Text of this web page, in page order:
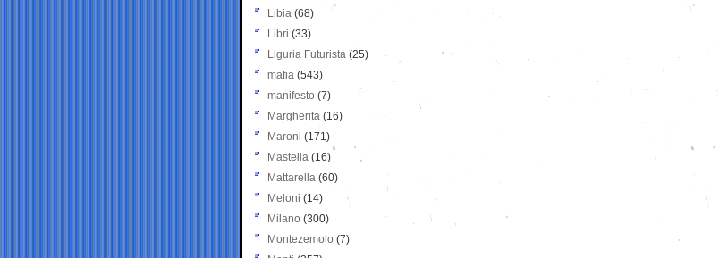
Libia (68)
Libri (33)
Liguria Futurista (25)
mafia (543)
manifesto (7)
Margherita (16)
Maroni (171)
Mastella (16)
Mattarella (60)
Meloni (14)
Milano (300)
Montezemolo (7)